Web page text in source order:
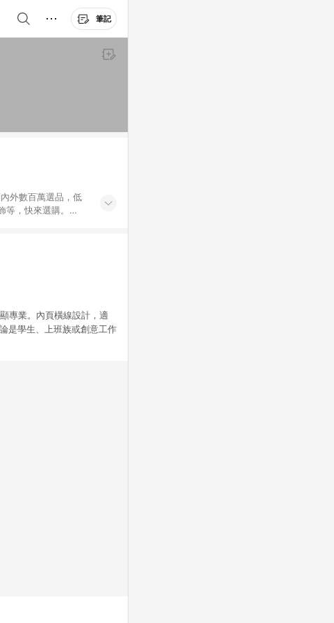
筆記
外數百萬選品，低
，快來選購。
專業。內頁橫線設計，適
是學生、上班族或創意工作